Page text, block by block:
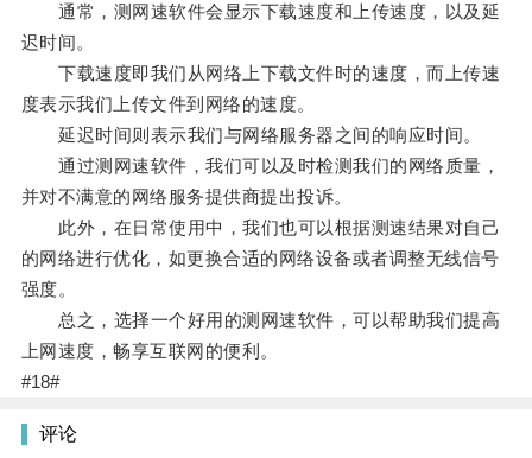
通常，测网速软件会显示下载速度和上传速度，以及延
迟时间。
下载速度即我们从网络上下载文件时的速度，而上传速
度表示我们上传文件到网络的速度。
延迟时间则表示我们与网络服务器之间的响应时间。
通过测网速软件，我们可以及时检测我们的网络质量，
并对不满意的网络服务提供商提出投诉。
此外，在日常使用中，我们也可以根据测速结果对自己
的网络进行优化，如更换合适的网络设备或者调整无线信号
强度。
总之，选择一个好用的测网速软件，可以帮助我们提高
上网速度，畅享互联网的便利。
#18#
评论